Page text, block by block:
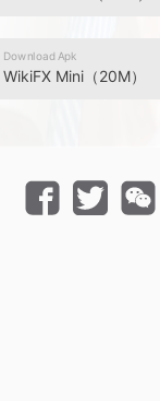
Download Apk
WikiFX Mini（20M）